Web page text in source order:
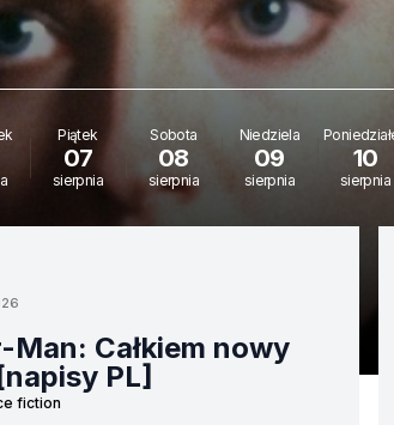
Piątek
07
sierpnia
Sobota
08
sierpnia
Niedziela
09
sierpnia
10
sierpnia
Man: Całkiem nowy
PL]
fiction